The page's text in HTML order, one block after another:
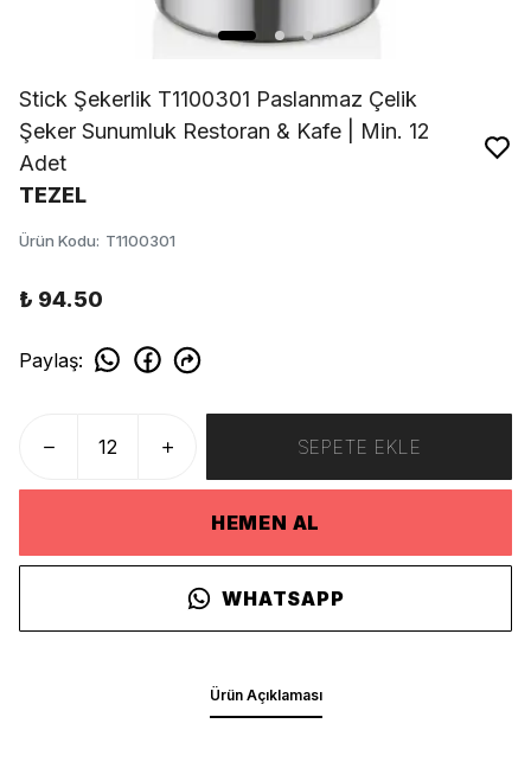
Stick Şekerlik T1100301 Paslanmaz Çelik
Şeker Sunumluk Restoran & Kafe | Min. 12
Adet
TEZEL
Ürün Kodu: T1100301
₺ 94.50
Paylaş:
SEPETE EKLE
HEMEN AL
WHATSAPP
Ürün Açıklaması